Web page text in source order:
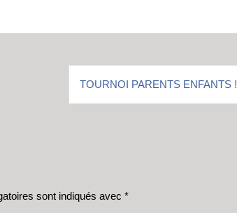
TOURNOI PARENTS ENFANTS !
sont indiqués avec *